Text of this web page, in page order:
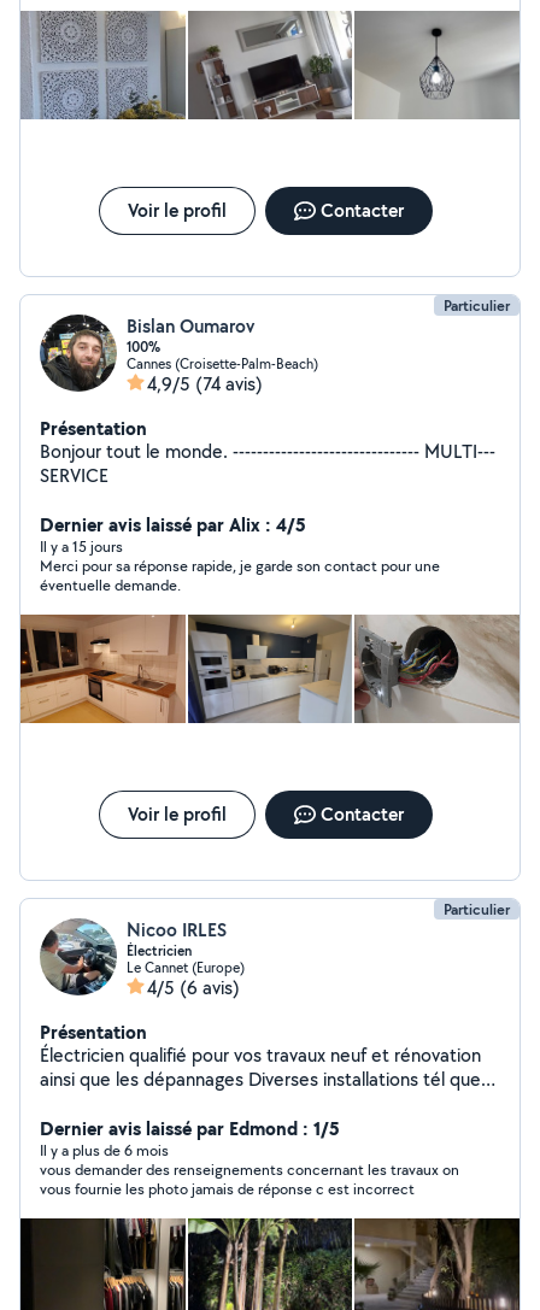
Voir le profil Contacter
Particulier
Bislan Oumarov
100%
Cannes (Croisette-Palm-Beach)
4,9/5 (74 avis)
Présentation
Bonjour tout le monde. ------------------------------- MULTI---
SERVICE
Dernier avis laissé par Alix : 4/5
Il y a 15 jours
Merci pour sa réponse rapide, je garde son contact pour une
éventuelle demande.
Voir le profil Contacter
Particulier
Nicoo IRLES
Électricien
Le Cannet (Europe)
4/5 (6 avis)
Présentation
Électricien qualifié pour vos travaux neuf et rénovation
ainsi que les dépannages Diverses installations tél que
possibilité de commande domotique sans fils ou
système classique horloge, interrupteur, telerupteur
Pose et programmation de moteur Somfy Mise en
conformité de vos installations électriques qui
paraissent visuellement correcte mais en réalité
présente un danger pour vous ou vos locataires
Dernier avis laissé par Edmond : 1/5
Il y a plus de 6 mois
vous demander des renseignements concernant les travaux on
vous fournie les photo jamais de réponse c est incorrect